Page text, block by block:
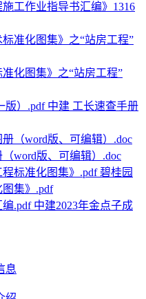
工作业指导书汇编》1316
化图集》之“站房工程”
中建 工长速查手册
word版、可编辑）.doc
碧桂园
图集》.pdf
中建2023年金点子成
息